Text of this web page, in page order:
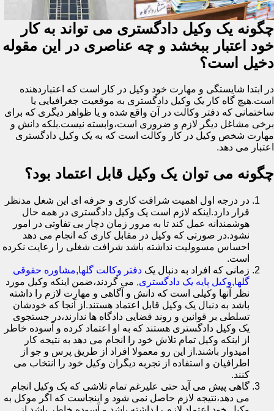
چگونه یک وکیل دادگستری می تواند به کار
خود اعتبار ببخشد و چه عناصری در این مقوله
دخیل است؟
در ابتدا شایستگی و مهارت خود وکیل در کار است که اعتباردهنده
است.هیچ گاه کار یک وکیل دادگستری به موقعیت جغرافیایی یا
ساختمانی که دفتر وکالت در آن واقع شده و یا ظواهر دیگری که برای
برخی مشاغل دیگر لازم و ضروری است،وابسته نیست.بلکه دانش و
مهارت شخص وکیل در کار وکالت است که به یک وکیل دادگستری
اعتبار می دهد.
چگونه می توان یک وکیل قابل اعتماد بود؟
در درجه اول اهمیت شرافت کاری و حرفه ای این شغل مدنظر
قرار دارد.اینکه لازم است یک وکیل دادگستری در همه حال
هوشمندانه عمل کند تا به مرور زمان دچار بی تفاوتی در امور
نشود.در صورتی که وکیل در مقابل کاری که انجام می دهد
احساس مسوولیت نداشته باشد شرافت شغلی را رعایت نکرده
است.
زمانی که افراد به دنبال یک دفتر وکالت گلها,مشاوره حقوقی
گلها,وکیل پایه یک دادگستری, می گردند،ضمن اینکه وکیل مورد
نظر آنها وکیلی است که دانش و آگاهی و مهارت لازم را داشته
باشد به دنبال یک وکیل قابل اعتماد هستند.از آنجا که خودشان
تسلطی بر قوانین و روند قضایی دادگاه ها ندارند،در جستجوی
یک وکیل دادگستری هستند که به او اعتماد کرده و آسوده خاطر
از اینکه وکیل تمام تلاش خود را انجام می دهد به نتیجه کار
امیدوار باشند.از این رو معمولا افراد از طریق پرس و جو از
اطرافیان و استفاده از تجربه دیگران وکیل خود را انتخاب می
کنند.
گاهی پیش می آید حتی علیرغم تمام تلاشی که یک وکیل انجام
می دهد،نتیجه لازم حاصل نمی شود و اینجاست که اگر موکل به